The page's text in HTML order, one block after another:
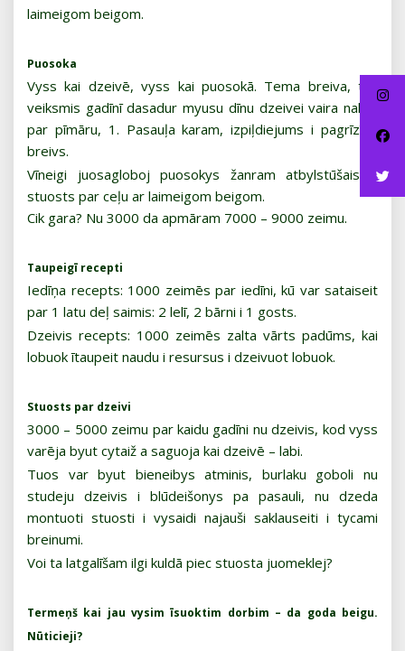
laimeigom beigom.
Puosoka
Vyss kai dzeivē, vyss kai puosokā. Tema breiva, tok
veiksmis gadīnī dasadur myusu dīnu dzeivei vaira nakai,
par pīmāru, 1. Pasauļa karam, izpiļdiejums i pagrīzīņs
breivs.
Vīneigi juosagloboj puosokys žanram atbylstūšais –
stuosts par ceļu ar laimeigom beigom.
Cik gara? Nu 3000 da apmāram 7000 – 9000 zeimu.
Taupeigī recepti
Iedīņa recepts: 1000 zeimēs par iedīni, kū var sataiseit
par 1 latu deļ saimis: 2 lelī, 2 bārni i 1 gosts.
Dzeivis recepts: 1000 zeimēs zalta vārts padūms, kai
lobuok ītaupeit naudu i resursus i dzeivuot lobuok.
Stuosts par dzeivi
3000 – 5000 zeimu par kaidu gadīni nu dzeivis, kod vyss
varēja byut cytaiž a saguoja kai dzeivē – labi.
Tuos var byut bieneibys atminis, burlaku goboli nu
studeju dzeivis i blūdeišonys pa pasauli, nu dzeda
montuoti stuosti i vysaidi najauši saklauseiti i tycami
breinumi.
Voi ta latgalīšam ilgi kuldā piec stuosta juomeklej?
Termeņš kai jau vysim īsuoktim dorbim – da goda beigu.
Nūticieji?